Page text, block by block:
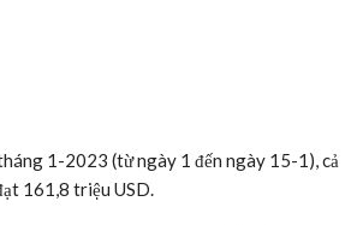
1-2023 (từ ngày 1 đến ngày 15-1), cả
161,8 triệu USD.